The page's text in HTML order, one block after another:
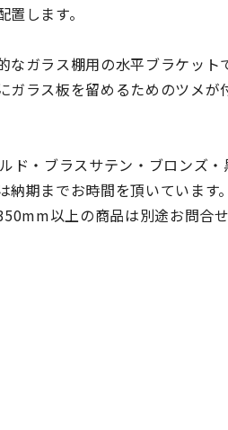
置します。
なガラス棚用の水平ブラケット
ガラス板を留めるためのツメが
ド・ブラスサテン・ブロンズ・
納期までお時間を頂いています。
以上の商品は別途お問合せ